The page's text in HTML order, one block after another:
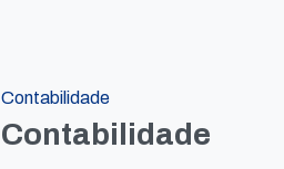
Contabilidade
Contabilidade